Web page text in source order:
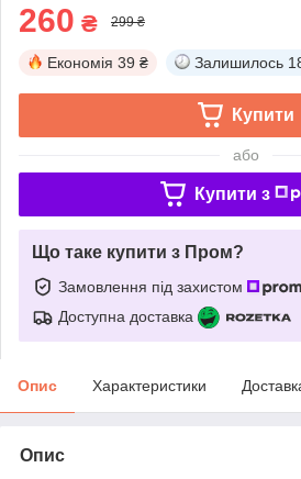
260 ₴ 299 ₴
Економія 39 ₴ Залишилось
Купити
або
Купити з
Що таке купити з Пром?
Замовлення під захистом
Доступна доставка
Опис Характеристики
Опис